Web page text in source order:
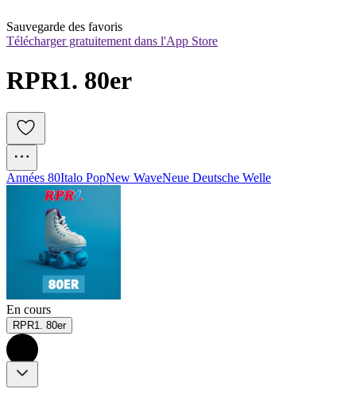
Sauvegarde des favoris
Télécharger gratuitement dans l'App Store
RPR1. 80er
Années 80Italo PopNew WaveNeue Deutsche Welle
En cours
RPR1. 80er